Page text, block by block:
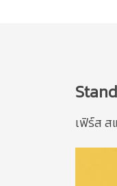
เฟิร์ส ส